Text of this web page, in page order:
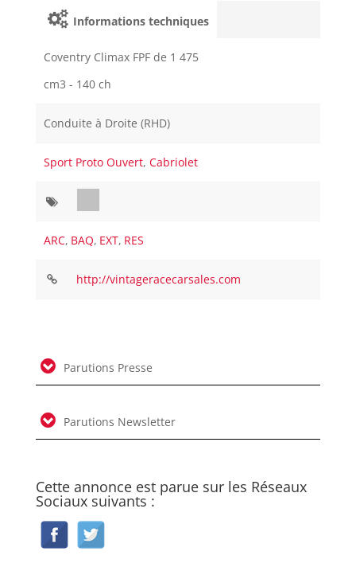
Informations techniques
Coventry Climax FPF de 1 475
cm3 - 140 ch
Conduite à Droite (RHD)
Sport Proto Ouvert,Cabriolet
ARC, BAQ, EXT, RES
http://vintageracecarsales.com
Parutions Presse
Parutions Newsletter
Cette annonce est parue sur les Réseaux
Sociaux suivants :